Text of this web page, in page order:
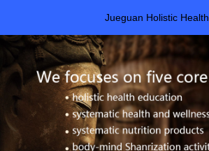
Jueguan Holistic Health